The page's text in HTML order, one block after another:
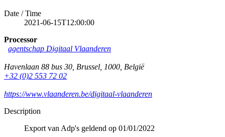
Date / Time
2021-06-15T12:00:00
Processor
agentschap Digitaal Vlaanderen
Havenlaan 88 bus 30 Brussel 1000 België
+32 (0)2 553 72 02
https://www.vlaanderen.be/digitaal-vlaanderen
Description
Export van Adp's geldend op 01/01/2022